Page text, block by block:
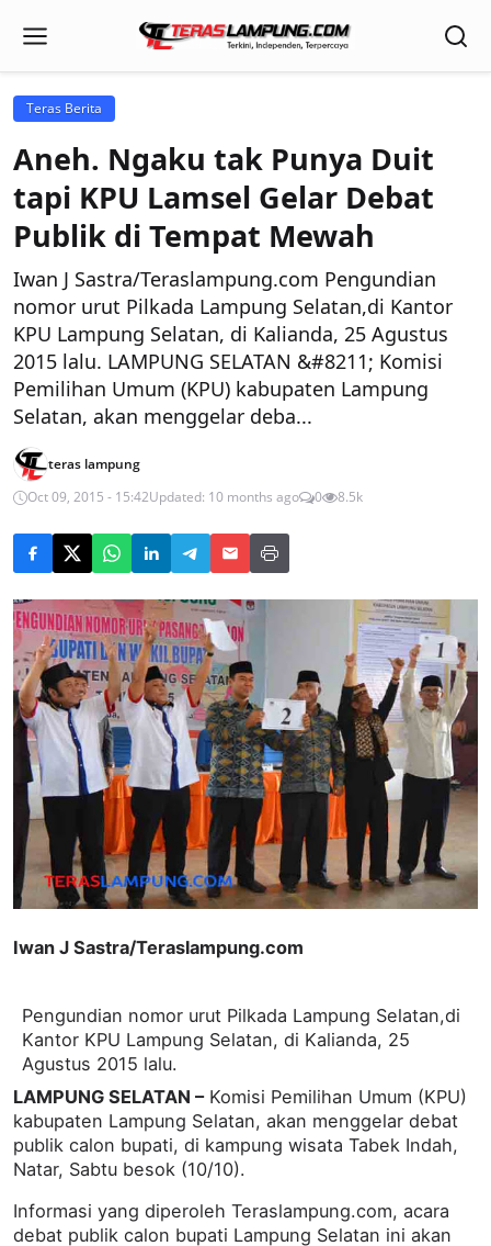
Teras Berita
Aneh. Ngaku tak Punya Duit
tapi KPU Lamsel Gelar Debat
Publik di Tempat Mewah
Iwan J Sastra/Teraslampung.com Pengundian
nomor urut Pilkada Lampung Selatan,di Kantor
KPU Lampung Selatan, di Kalianda, 25 Agustus
2015 lalu. LAMPUNG SELATAN &#8211; Komisi
Pemilihan Umum (KPU) kabupaten Lampung
Selatan, akan menggelar deba...
teras lampung
Oct 09, 2015 - 15:42Updated: 10 months ago 0 8.5k
Iwan J Sastra/Teraslampung.com
Pengundian nomor urut Pilkada Lampung Selatan,di
Kantor KPU Lampung Selatan, di Kalianda, 25
Agustus 2015 lalu.
LAMPUNG SELATAN –Komisi Pemilihan Umum (KPU)
kabupaten Lampung Selatan, akan menggelar debat
publik calon bupati, di kampung wisata Tabek Indah,
Natar, Sabtu besok (10/10).
Informasi yang diperoleh Teraslampung.com, acara
debat publik calon bupati Lampung Selatan ini akan